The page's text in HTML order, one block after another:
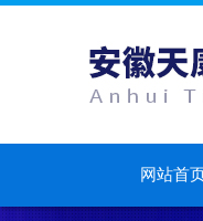
网站首